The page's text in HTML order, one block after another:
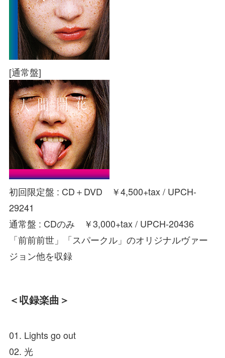
[通常盤]
初回限定盤 : CD＋DVD ￥4,500+tax / UPCH-
29241
通常盤 : CDのみ ￥3,000+tax / UPCH-20436
「前前前世」「スパークル」のオリジナルヴァー
ジョン他を収録
＜収録楽曲＞
01. Lights go out
02. 光